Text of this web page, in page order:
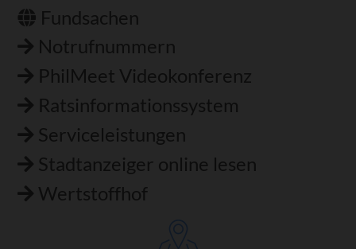
Fundsachen
Notrufnummern
PhilMeet Videokonferenz
Ratsinformationssystem
Serviceleistungen
Stadtanzeiger online lesen
Wertstoffhof